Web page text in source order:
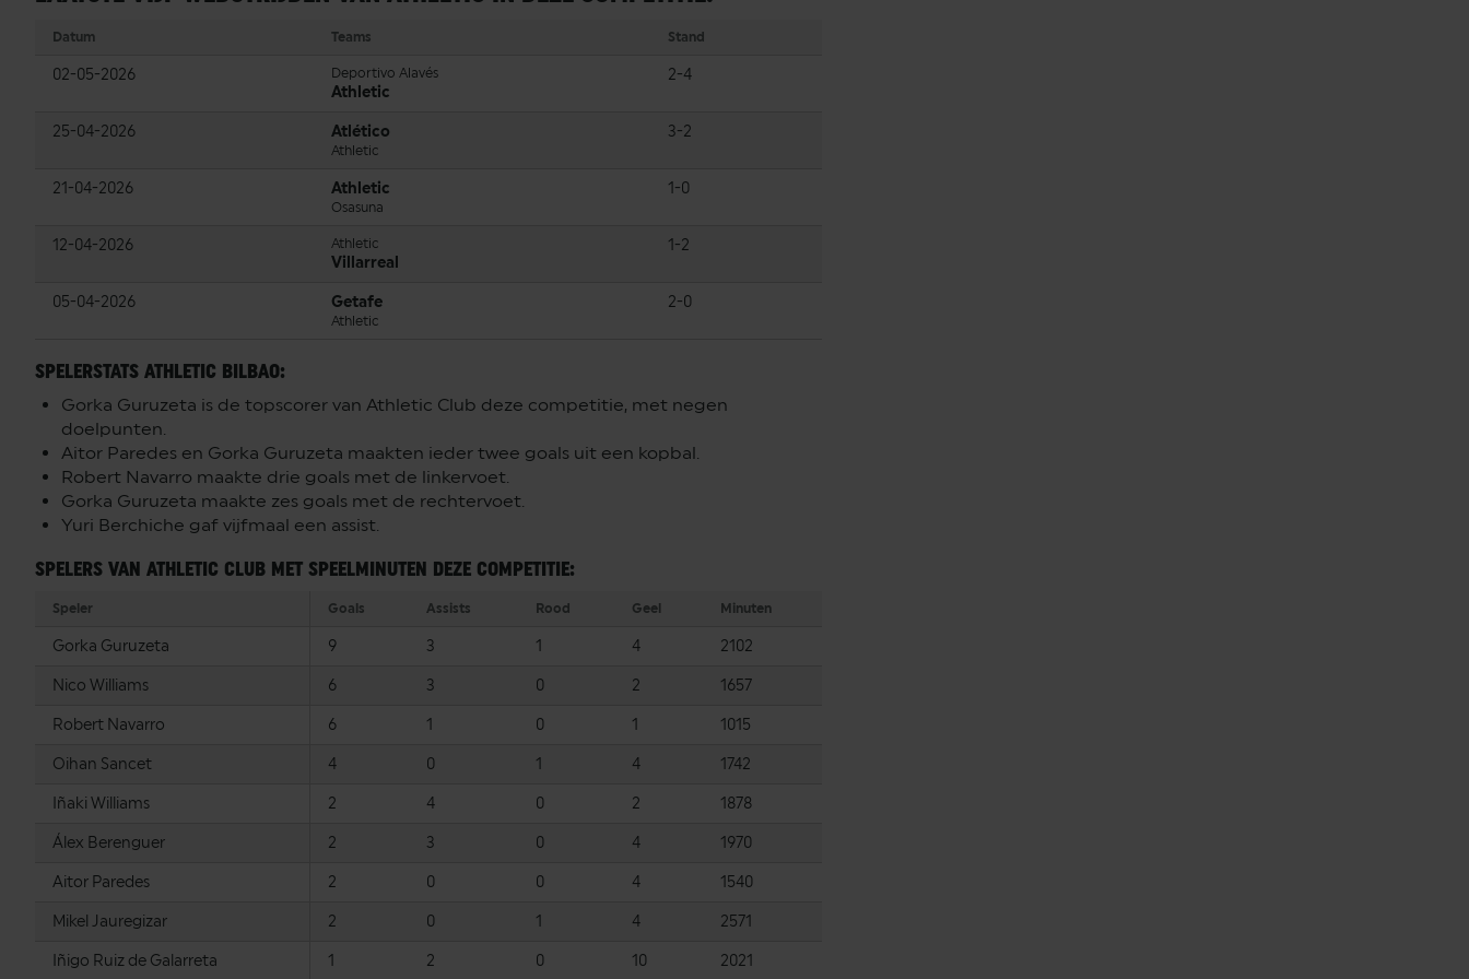
Datum Teams Stand
02-05-2026 Deportivo Alavés
Athletic
2-4
25-04-2026 Atlético
Athletic
3-2
21-04-2026 Athletic
Osasuna
1-0
12-04-2026 Athletic
Villarreal
1-2
05-04-2026 Getafe
Athletic
2-0
SPELERSTATS ATHLETIC BILBAO:
Gorka Guruzeta is de topscorer van Athletic Club deze competitie, met negen
doelpunten.
Aitor Paredes en Gorka Guruzeta maakten ieder twee goals uit een kopbal.
Robert Navarro maakte drie goals met de linkervoet.
Gorka Guruzeta maakte zes goals met de rechtervoet.
Yuri Berchiche gaf vijfmaal een assist.
SPELERS VAN ATHLETIC CLUB MET SPEELMINUTEN DEZE COMPETITIE:
Speler Goals Assists Rood Geel Minuten
Gorka Guruzeta 9 3 1 4 2102
Nico Williams 6 3 0 2 1657
Robert Navarro 6 1 0 1 1015
Oihan Sancet 4 0 1 4 1742
Iñaki Williams 2 4 0 2 1878
Álex Berenguer 2 3 0 4 1970
Aitor Paredes 2 0 0 4 1540
Mikel Jauregizar 2 0 1 4 2571
Iñigo Ruiz de Galarreta 1 2 0 10 2021